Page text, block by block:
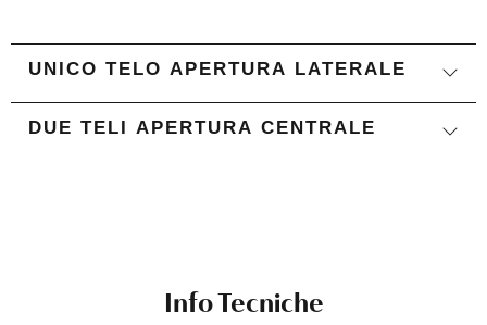
UNICO TELO APERTURA LATERALE
DUE TELI APERTURA CENTRALE
Info Tecniche